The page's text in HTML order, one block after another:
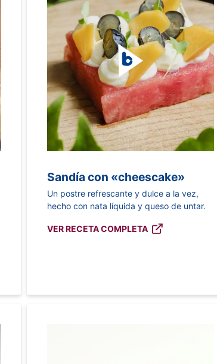
Sandía con «cheescake»
Un postre refrescante y dulce a la vez,
hecho con nata líquida y queso de untar.
VER RECETA COMPLETA